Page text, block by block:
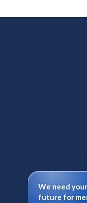
We need
future for